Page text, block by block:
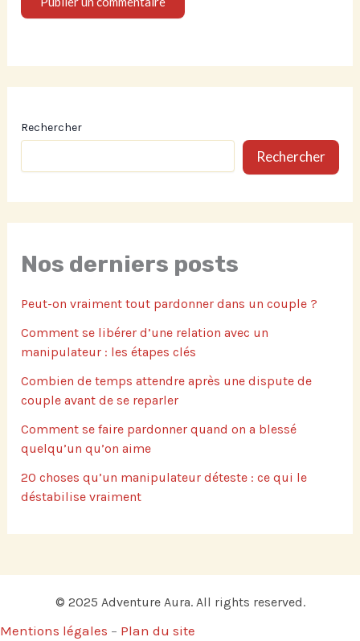
Rechercher
Rechercher
Nos derniers posts
Peut-on vraiment tout pardonner dans un couple ?
Comment se libérer d’une relation avec un
manipulateur : les étapes clés
Combien de temps attendre après une dispute de
couple avant de se reparler
Comment se faire pardonner quand on a blessé
quelqu’un qu’on aime
20 choses qu’un manipulateur déteste : ce qui le
déstabilise vraiment
© 2025 Adventure Aura. All rights reserved.
Mentions légales – Plan du site